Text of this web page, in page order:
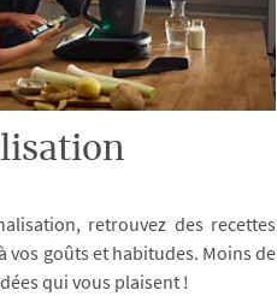
retrouvez des recettes
vos goûts et habitudes. Moins de
qui vous plaisent !